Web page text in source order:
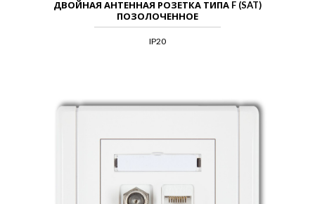
ДВОЙНАЯ АНТЕННАЯ РОЗЕТКА ТИПА F (SAT)
ПОЗОЛОЧЕННОЕ
IP20